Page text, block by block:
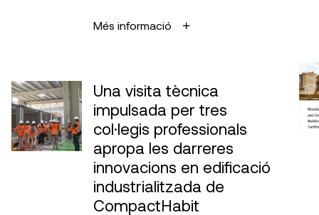
Més informació
Una visita tècnica
impulsada per tres
col·legis professionals
apropa les darreres
innovacions en edificació
industrialitzada de
CompactHabit